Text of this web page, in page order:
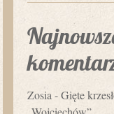
Zosia -Gięte